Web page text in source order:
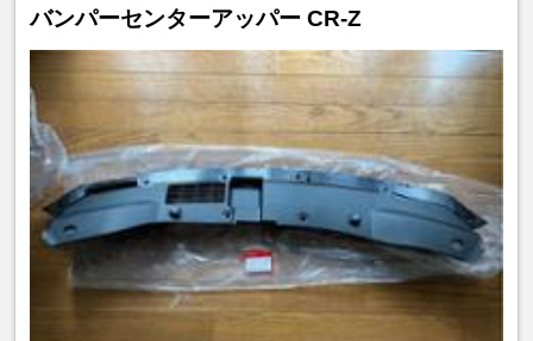
バンパーセンターアッパー CR-Z